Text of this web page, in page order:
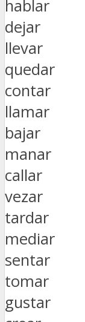
hablar
dejar
llevar
quedar
contar
llamar
bajar
manar
callar
vezar
tardar
mediar
sentar
tomar
gustar